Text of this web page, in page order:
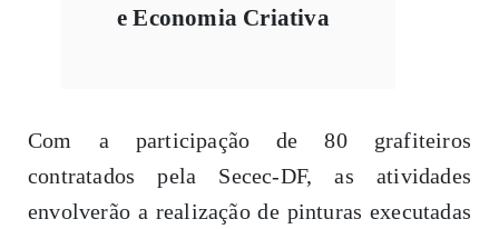
e Economia Criativa
Com a participação de 80 grafiteiros
contratados pela Secec-DF, as atividades
envolverão a realização de pinturas executadas